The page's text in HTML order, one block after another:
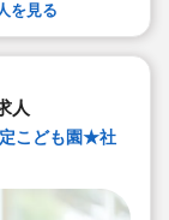
を見る
人
こども園★社